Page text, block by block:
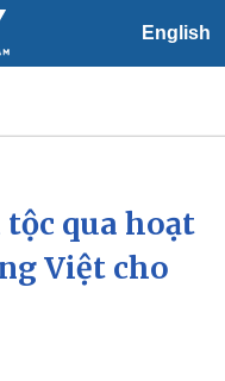
English
24h
báo thời tiết
tộc qua hoạt
Việt cho